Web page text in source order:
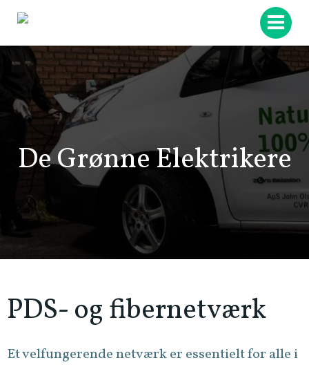
indhold
De Grønne Elektrikere
PDS- og fibernetværk
Et velfungerende netværk er essentielt for alle i